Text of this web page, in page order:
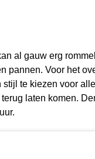
al gauw erg
pannen. Voor het
te kiezen voor
laten komen.